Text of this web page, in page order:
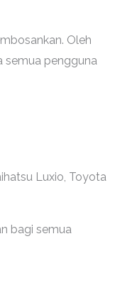
Oleh
semua pengguna
Luxio, Toyota
bagi semua